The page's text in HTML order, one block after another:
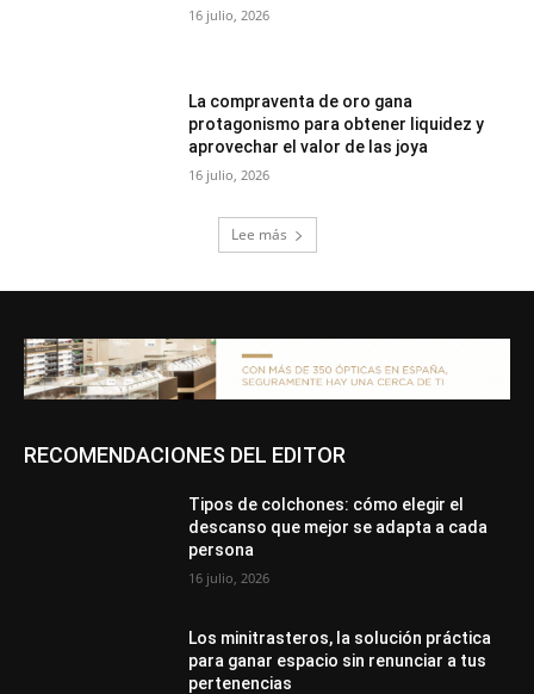
16 julio, 2026
La compraventa de oro gana
protagonismo para obtener liquidez y
aprovechar el valor de las joya
16 julio, 2026
Lee más
RECOMENDACIONES DEL EDITOR
Tipos de colchones: cómo elegir el
descanso que mejor se adapta a cada
persona
16 julio, 2026
Los minitrasteros, la solución práctica
para ganar espacio sin renunciar a tus
pertenencias